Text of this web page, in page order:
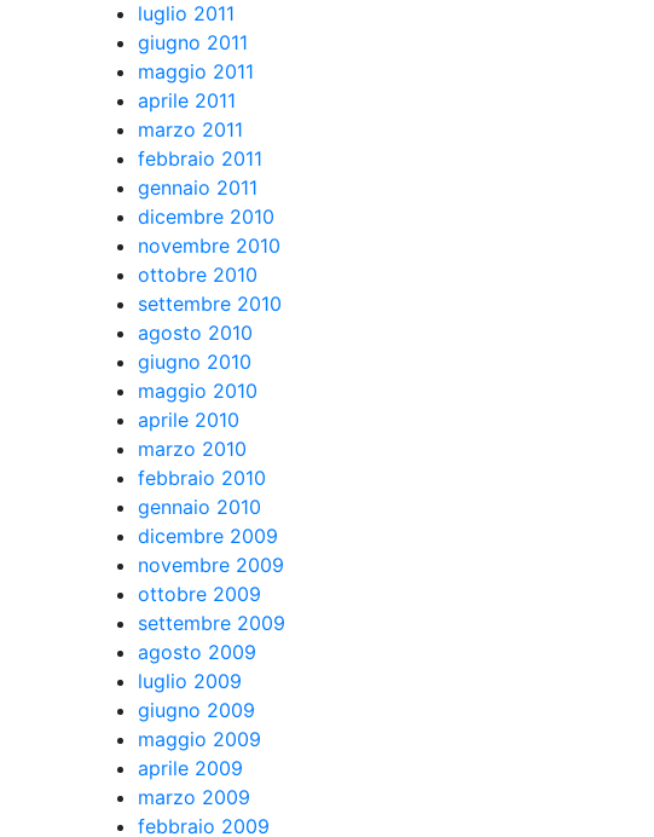
luglio 2011
giugno 2011
maggio 2011
aprile 2011
marzo 2011
febbraio 2011
gennaio 2011
dicembre 2010
novembre 2010
ottobre 2010
settembre 2010
agosto 2010
giugno 2010
maggio 2010
aprile 2010
marzo 2010
febbraio 2010
gennaio 2010
dicembre 2009
novembre 2009
ottobre 2009
settembre 2009
agosto 2009
luglio 2009
giugno 2009
maggio 2009
aprile 2009
marzo 2009
febbraio 2009